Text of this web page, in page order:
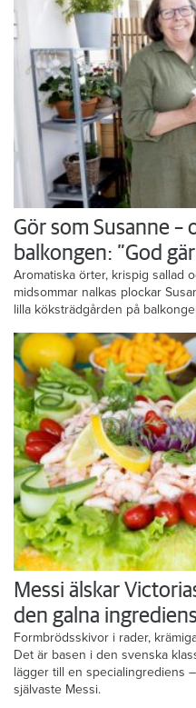
Gör som Susanne –
balkongen: ”God
Aromatiska örter, krispig sallad
midsommar nalkas plockar
lilla köksträdgården på
Messi älskar
den galna
Formbrödsskivor i rader,
Det är basen i den svenska
lägger till en specialingrediens
självaste Messi.